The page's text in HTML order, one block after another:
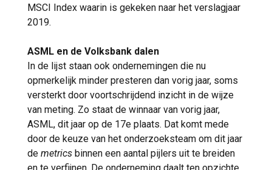
MSCI Index waarin is gekeken naar het verslagjaar
2019.
ASML en de Volksbank dalen
In de lijst staan ook ondernemingen die nu
opmerkelijk minder presteren dan vorig jaar, soms
versterkt door voortschrijdend inzicht in de wijze
van meting. Zo staat de winnaar van vorig jaar,
ASML, dit jaar op de 17e plaats. Dat komt mede
door de keuze van het onderzoeksteam om dit jaar
de metrics binnen een aantal pijlers uit te breiden